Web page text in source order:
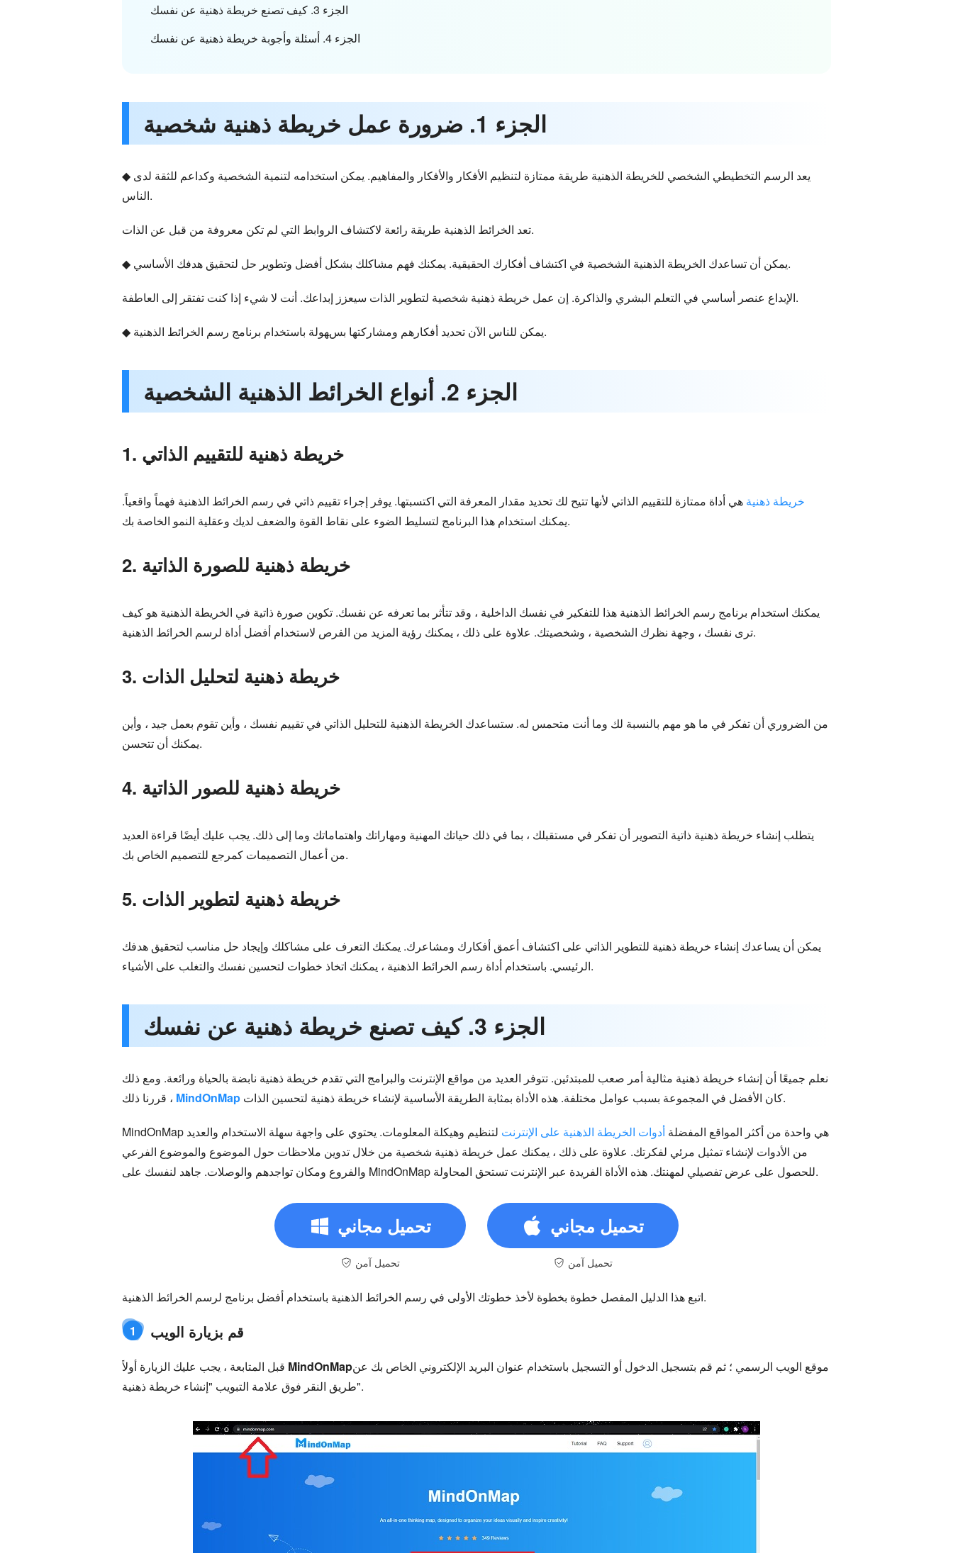
الجزء 3. كيف تصنع خريطة ذهنية عن نفسك
الجزء 4. أسئلة وأجوبة خريطة ذهنية عن نفسك
الجزء 1. ضرورة عمل خريطة ذهنية شخصية
◆ يعد الرسم التخطيطي الشخصي للخريطة الذهنية طريقة ممتازة لتنظيم الأفكار والأفكار والمفاهيم. يمكن استخدامه لتنمية الشخصية وكداعم للثقة لدى
الناس.
تعد الخرائط الذهنية طريقة رائعة لاكتشاف الروابط التي لم تكن معروفة من قبل عن الذات.
◆ يمكن أن تساعدك الخريطة الذهنية الشخصية في اكتشاف أفكارك الحقيقية. يمكنك فهم مشاكلك بشكل أفضل وتطوير حل لتحقيق هدفك الأساسي.
الإبداع عنصر أساسي في التعلم البشري والذاكرة. إن عمل خريطة ذهنية شخصية لتطوير الذات سيعزز إبداعك. أنت لا شيء إذا كنت تفتقر إلى العاطفة.
◆ يمكن للناس الآن تحديد أفكارهم ومشاركتها بسهولة باستخدام برنامج رسم الخرائط الذهنية.
الجزء 2. أنواع الخرائط الذهنية الشخصية
1. خريطة ذهنية للتقييم الذاتي
خريطة ذهنية هي أداة ممتازة للتقييم الذاتي لأنها تتيح لك تحديد مقدار المعرفة التي اكتسبتها. يوفر إجراء تقييم ذاتي في رسم الخرائط الذهنية فهماً واقعياً.
يمكنك استخدام هذا البرنامج لتسليط الضوء على نقاط القوة والضعف لديك وعقلية النمو الخاصة بك.
2. خريطة ذهنية للصورة الذاتية
يمكنك استخدام برنامج رسم الخرائط الذهنية هذا للتفكير في نفسك الداخلية ، وقد تتأثر بما تعرفه عن نفسك. تكوين صورة ذاتية في الخريطة الذهنية هو كيف
ترى نفسك ، وجهة نظرك الشخصية ، وشخصيتك. علاوة على ذلك ، يمكنك رؤية المزيد من الفرص لاستخدام أفضل أداة لرسم الخرائط الذهنية.
3. خريطة ذهنية لتحليل الذات
من الضروري أن تفكر في ما هو مهم بالنسبة لك وما أنت متحمس له. ستساعدك الخريطة الذهنية للتحليل الذاتي في تقييم نفسك ، وأين تقوم بعمل جيد ، وأين
يمكنك أن تتحسن.
4. خريطة ذهنية للصور الذاتية
يتطلب إنشاء خريطة ذهنية ذاتية التصوير أن تفكر في مستقبلك ، بما في ذلك حياتك المهنية ومهاراتك واهتماماتك وما إلى ذلك. يجب عليك أيضًا قراءة العديد
من أعمال التصميمات كمرجع للتصميم الخاص بك.
5. خريطة ذهنية لتطوير الذات
يمكن أن يساعدك إنشاء خريطة ذهنية للتطوير الذاتي على اكتشاف أعمق أفكارك ومشاعرك. يمكنك التعرف على مشاكلك وإيجاد حل مناسب لتحقيق هدفك
الرئيسي. باستخدام أداة رسم الخرائط الذهنية ، يمكنك اتخاذ خطوات لتحسين نفسك والتغلب على الأشياء.
الجزء 3. كيف تصنع خريطة ذهنية عن نفسك
نعلم جميعًا أن إنشاء خريطة ذهنية مثالية أمر صعب للمبتدئين. تتوفر العديد من مواقع الإنترنت والبرامج التي تقدم خريطة ذهنية نابضة بالحياة ورائعة. ومع ذلك
MindOnMap كان الأفضل في المجموعة بسبب عوامل مختلفة. هذه الأداة بمثابة الطريقة الأساسية لإنشاء خريطة ذهنية لتحسين الذات.
MindOnMap هي واحدة من أكثر المواقع المفضلة أدوات الخريطة الذهنية على الإنترنت لتنظيم وهيكلة المعلومات. يحتوي على واجهة سهلة الاستخدام والعديد
من الأدوات لإنشاء تمثيل مرئي لفكرتك. علاوة على ذلك ، يمكنك عمل خريطة ذهنية شخصية من خلال تدوين ملاحظات حول الموضوع والموضوع الفرعي
والفروع ومكان تواجدهم والوصلات. جاهد لنفسك على MindOnMap للحصول على عرض تفصيلي لمهنتك. هذه الأداة الفريدة عبر الإنترنت تستحق المحاولة.
تحميل مجاني
تحميل آمن
تحميل مجاني
تحميل آمن
اتبع هذا الدليل المفصل خطوة بخطوة لأخذ خطوتك الأولى في رسم الخرائط الذهنية باستخدام أفضل برنامج لرسم الخرائط الذهنية.
1 قم بزيارة الويب
MindOnMapموقع الويب الرسمي ؛ ثم قم بتسجيل الدخول أو التسجيل باستخدام عنوان البريد الإلكتروني الخاص بك عن
طريق النقر فوق علامة التبويب "إنشاء خريطة ذهنية".